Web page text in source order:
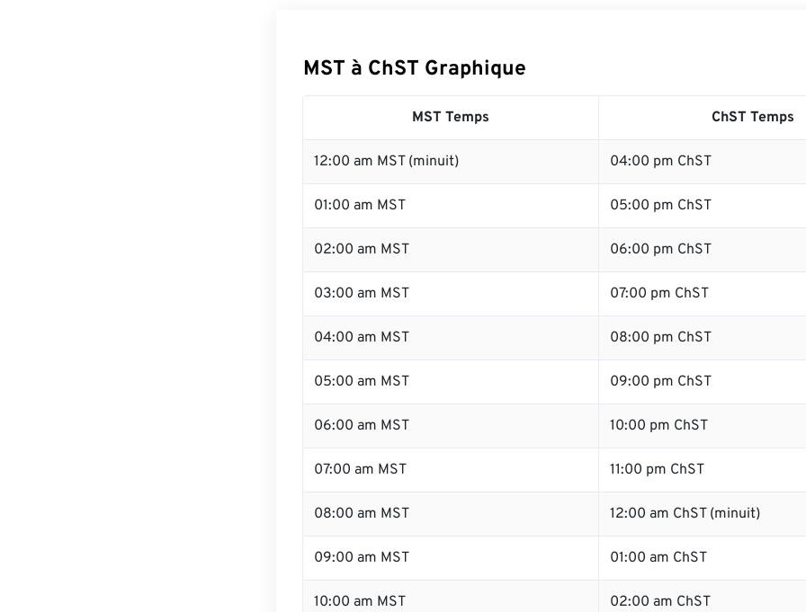
MST à ChST Graphique
MST Temps ChST Temps
12:00 am MST (minuit) 04:00 pm ChST
01:00 am MST 05:00 pm ChST
02:00 am MST 06:00 pm ChST
03:00 am MST 07:00 pm ChST
04:00 am MST 08:00 pm ChST
05:00 am MST 09:00 pm ChST
06:00 am MST 10:00 pm ChST
07:00 am MST 11:00 pm ChST
08:00 am MST 12:00 am ChST (minuit)
09:00 am MST 01:00 am ChST
10:00 am MST 02:00 am ChST